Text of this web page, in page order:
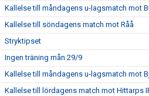
Kallelse till måndagens u-lagsmatch mot
Kallelse till söndagens match mot Råå
Stryktipset
Ingen träning mån 29/9
Kallelse till måndagens u-lagsmatch mot
Kallelse till lördagens match mot Hittarps